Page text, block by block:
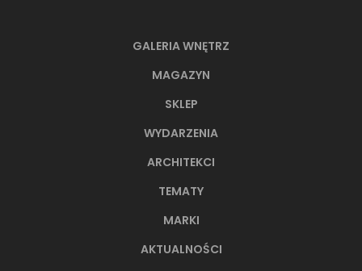
przystań dla nowoczesnej
GALERIA WNĘTRZ
MAGAZYN
SKLEP
WYDARZENIA
ARCHITEKCI
TEMATY
MARKI
AKTUALNOŚCI